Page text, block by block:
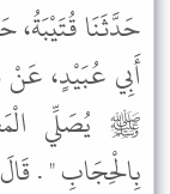
حَدَّثَنَا
أَبِي عُبَيْدٍ، عَنْ
ﷺ يُصَلِّي
بِالْحِجَابِ " .